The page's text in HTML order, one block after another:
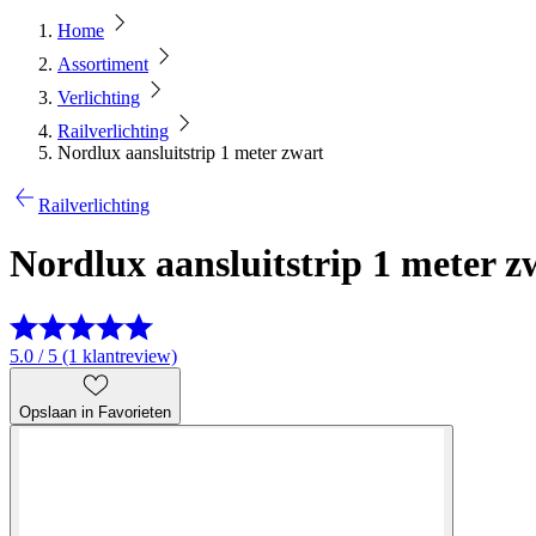
Home
Assortiment
Verlichting
Railverlichting
Nordlux aansluitstrip 1 meter zwart
Railverlichting
Nordlux aansluitstrip 1 meter
5.0 / 5 (1 klantreview)
Opslaan in Favorieten